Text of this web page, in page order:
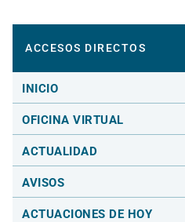
ACCESOS DIRECTOS
INICIO
OFICINA VIRTUAL
ACTUALIDAD
AVISOS
ACTUACIONES DE HOY